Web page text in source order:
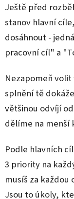
Ještě před
stanov hlavní
dosáhnout -
pracovní cíl" a
Nezapomeň
splnění tě
většinou odvíjí
dělíme na menší
Podle hlavních
3 priority na
musíš za
Jsou to úkoly,